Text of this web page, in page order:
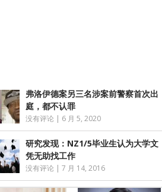
弗洛伊德案另三名涉案前警察首次出
庭，都不认罪
没有评论 | 6 月 5, 2020
研究发现：NZ1/5毕业生认为大学文
凭无助找工作
没有评论 |7 月 14, 2016